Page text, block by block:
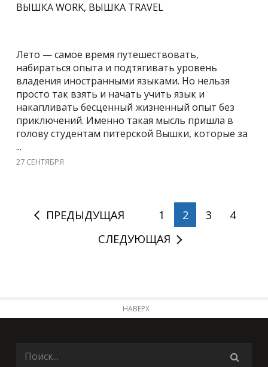
ВЫШКА WORK, ВЫШКА TRAVEL
Лето — самое время путешествовать,
набираться опыта и подтягивать уровень
владения иностранными языками. Но нельзя
просто так взять и начать учить язык и
накапливать бесценный жизненный опыт без
приключений. Именно такая мысль пришла в
голову студентам питерской Вышки, которые за
...
27 СЕНТЯБРЯ
ПРЕДЫДУЩАЯ 1 2 3
4
СЛЕДУЮЩАЯ
НАВЕРХ